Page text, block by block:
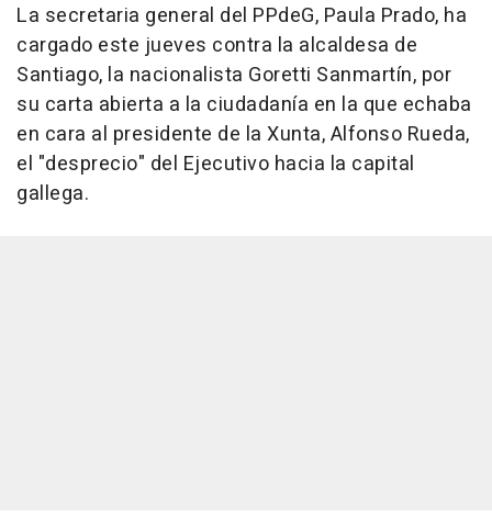
La secretaria general del PPdeG, Paula Prado, ha
cargado este jueves contra la alcaldesa de
Santiago, la nacionalista Goretti Sanmartín, por
su carta abierta a la ciudadanía en la que echaba
en cara al presidente de la Xunta, Alfonso Rueda,
el "desprecio" del Ejecutivo hacia la capital
gallega.